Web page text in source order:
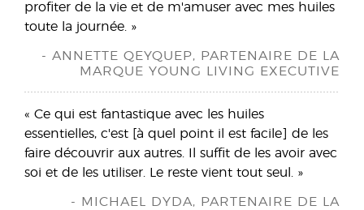
profiter de la vie et de m'amuser avec mes huiles
toute la journée. »
- ANNETTE QEYQUEP, PARTENAIRE DE LA
MARQUE YOUNG LIVING EXECUTIVE
« Ce qui est fantastique avec les huiles
essentielles, c'est [à quel point il est facile] de les
faire découvrir aux autres. Il suffit de les avoir avec
soi et de les utiliser. Le reste vient tout seul. »
- MICHAEL DYDA, PARTENAIRE DE LA